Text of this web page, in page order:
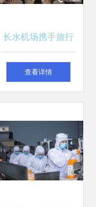
长水机场携手旅行
社推出首批异地营
南”暑期航空文旅精
品线路
查看详情